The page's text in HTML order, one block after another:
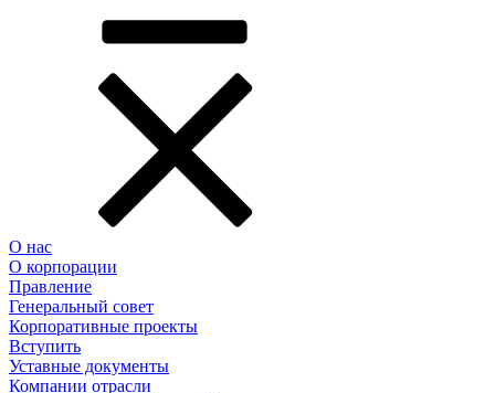
О нас
О корпорации
Правление
Генеральный совет
Корпоративные проекты
Вступить
Уставные документы
Компании отрасли